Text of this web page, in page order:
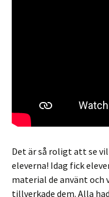
Det är så roligt att se
eleverna! Idag fick
material de använt och
tillverkade dem. Alla